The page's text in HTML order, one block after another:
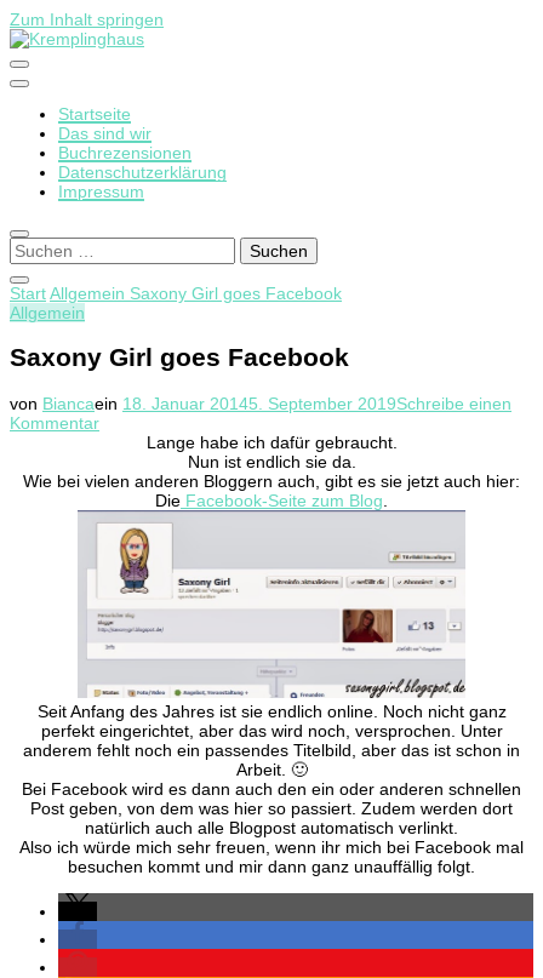
Zum Inhalt springen
Kremplinghaus
Startseite
Das sind wir
Buchrezensionen
Datenschutzerklärung
Impressum
Suchen
nach:
StartAllgemein Saxony Girl goes Facebook
Allgemein
Saxony Girl goes Facebook
von Biancaein 18. Januar 20145. September 2019Schreibe einen
Kommentarzu
Saxony
goes
Facebook
Lange habe ich dafür gebraucht.
Nun ist endlich sie da.
Wie bei vielen anderen Bloggern auch, gibt es sie jetzt auch hier:
Die Facebook-Seite zum Blog
Seit Anfang des Jahres ist sie endlich online. Noch nicht ganz
perfekt eingerichtet, aber das wird noch, versprochen. Unter
anderem fehlt noch ein passendes Titelbild, aber das ist schon in
Arbeit. 🙂
Bei Facebook wird es dann auch den ein oder anderen schnellen
Post geben, von dem was hier so passiert. Zudem werden dort
natürlich auch alle Blogpost automatisch verlinkt.
Also ich würde mich sehr freuen, wenn ihr mich bei Facebook mal
besuchen kommt und mir dann ganz unauffällig folgt.